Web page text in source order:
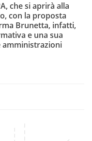
che si aprirà alla
con la proposta
Brunetta, infatti,
e una sua
amministrazioni